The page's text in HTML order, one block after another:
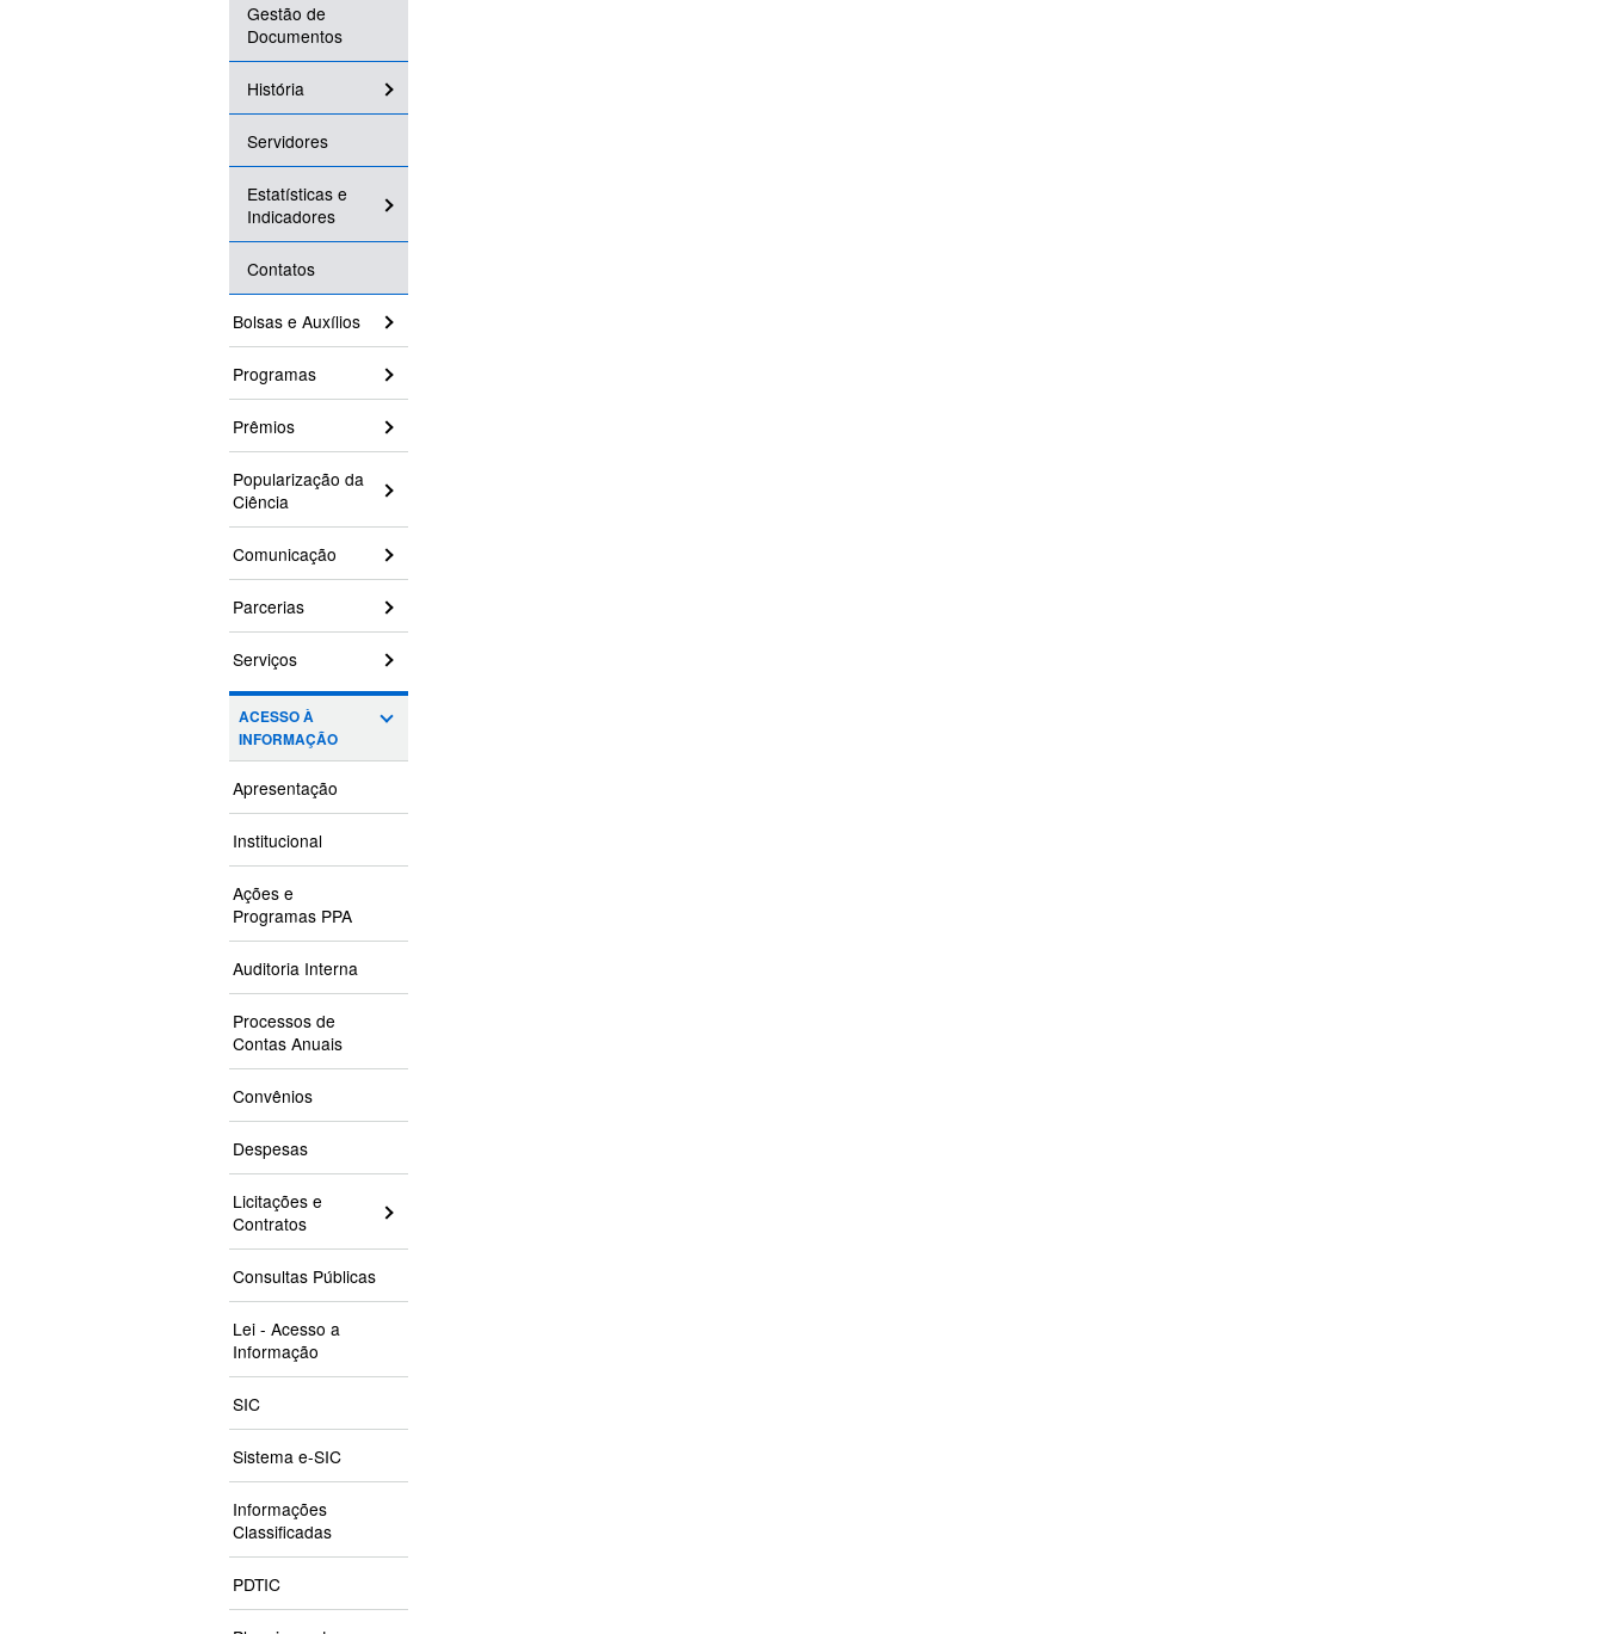
Gestão de
Documentos
História
Servidores
Estatísticas e
Indicadores
Contatos
Bolsas e Auxílios
Programas
Prêmios
Popularização da
Ciência
Comunicação
Parcerias
Serviços
ACESSO À
INFORMAÇÃO
Apresentação
Institucional
Ações e
Programas PPA
Auditoria Interna
Processos de
Contas Anuais
Convênios
Despesas
Licitações e
Contratos
Consultas Públicas
Lei - Acesso a
Informação
SIC
Sistema e-SIC
Informações
Classificadas
PDTIC